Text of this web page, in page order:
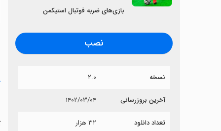
بازی‌های ضربه فوتبال استیکمن
نصب
نسخه ۲.۰
آخرین بروزرسانی ۱۴۰۲/۰۳/۰۴
تعداد دانلود ۳۲ هزار